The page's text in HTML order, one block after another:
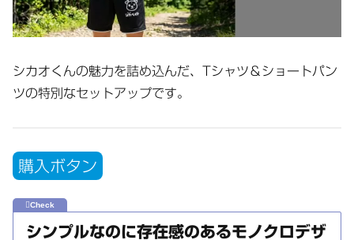
シカオくんの魅力を詰め込んだ、Tシャツ＆ショートパン
ツの特別なセットアップです。
購入ボタン
シンプルなのに存在感のあるモノクロデザ